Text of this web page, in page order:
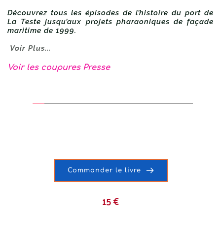
Découvrez tous les épisodes de l’histoire du port de
La Teste jusqu’aux projets pharaoniques de façade
maritime de 1999.
Voir Plus...
Voir les coupures Presse
Commander le livre
15 €